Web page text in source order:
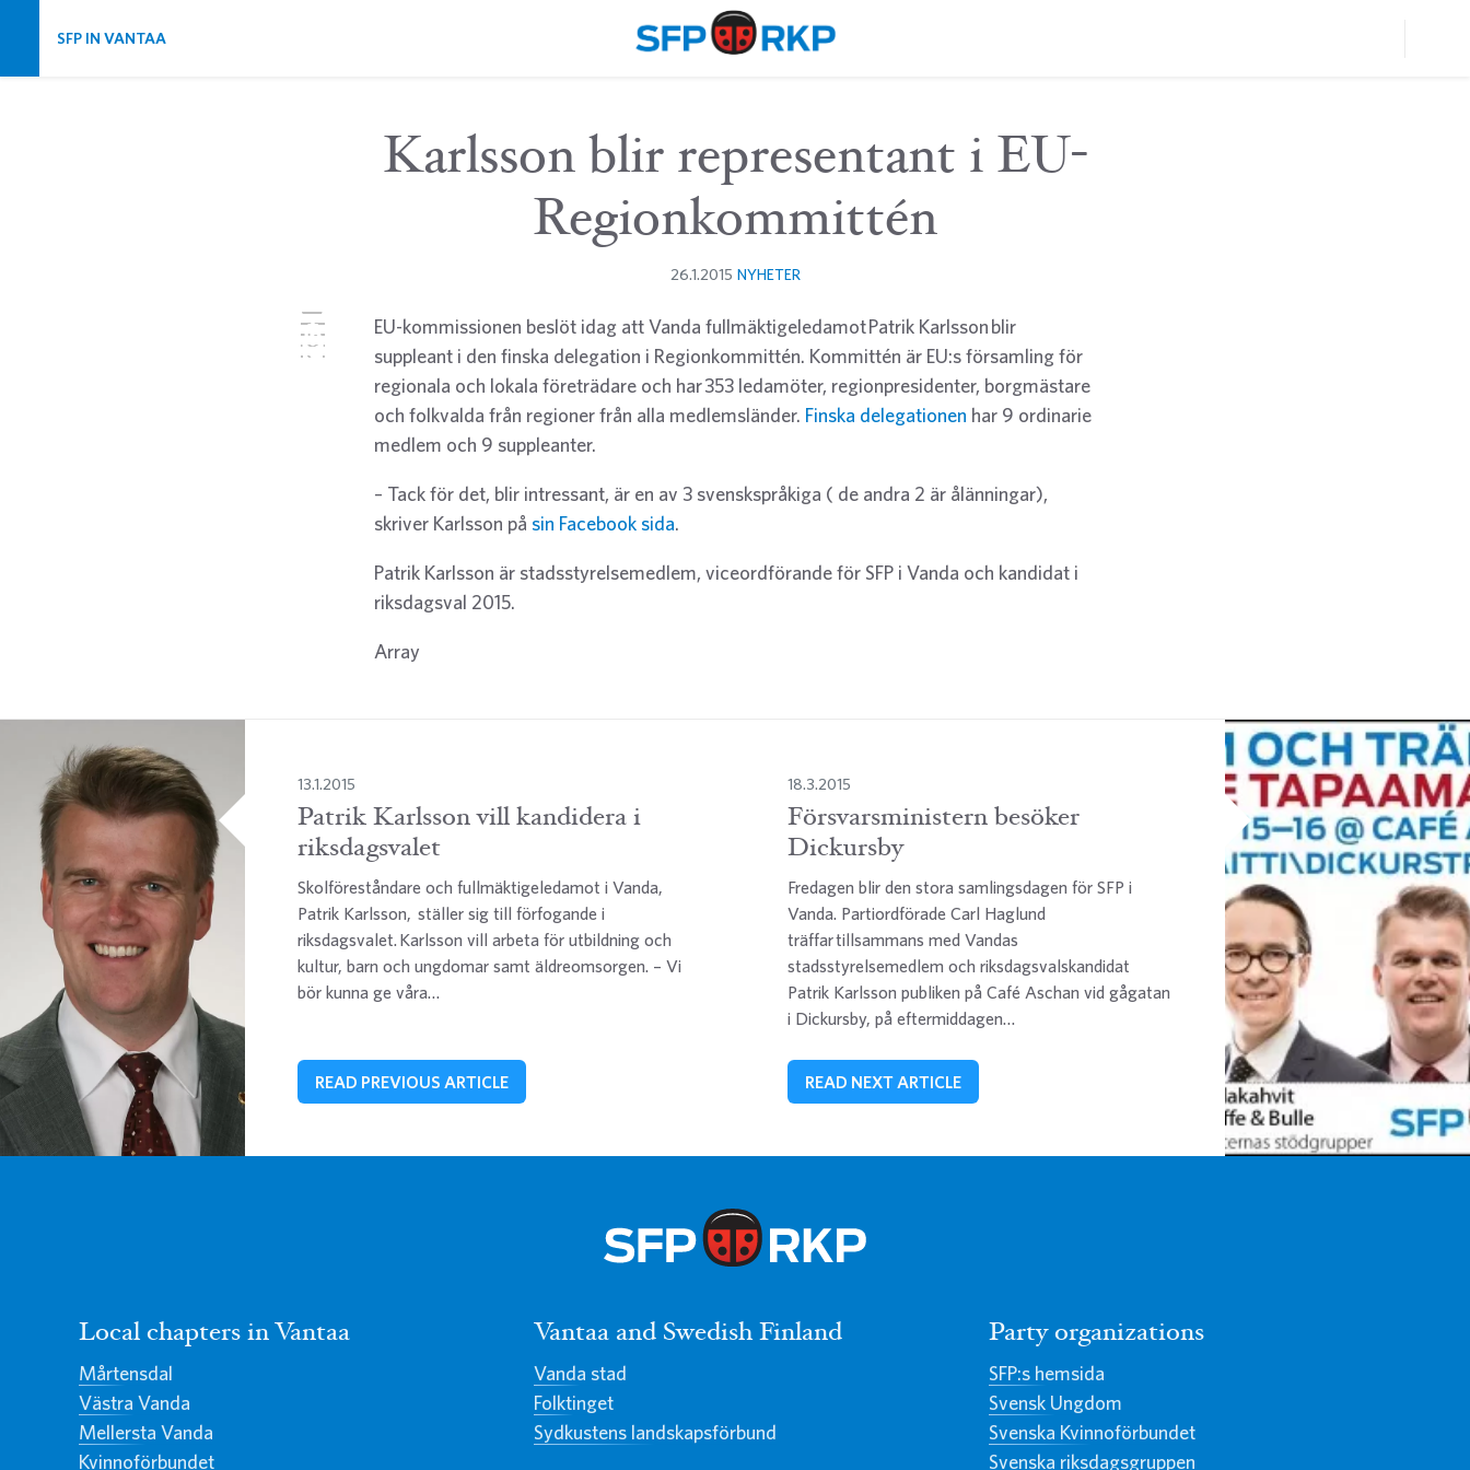
SFP IN VANTAA
Karlsson blir representant i EU-
Regionkommittén
26.1.2015 NYHETER
EU-kommissionen beslöt idag att Vanda fullmäktigeledamot Patrik Karlsson blir
suppleant i den finska delegation i Regionkommittén. Kommittén är EU:s församling för
regionala och lokala företrädare och har 353 ledamöter, regionpresidenter, borgmästare
och folkvalda från regioner från alla medlemsländer. Finska delegationen har 9 ordinarie
medlem och 9 suppleanter.
– Tack för det, blir intressant, är en av 3 svenskspråkiga ( de andra 2 är ålänningar),
skriver Karlsson på sin Facebook sida.
Patrik Karlsson är stadsstyrelsemedlem, viceordförande för SFP i Vanda och kandidat i
riksdagsval 2015.
Array
Twitter
Facebook
LinkedIn
Email
WhatsApp
13.1.2015
Patrik Karlsson vill kandidera i
riksdagsvalet
Skolföreståndare och fullmäktigeledamot i Vanda,
Patrik Karlsson, ställer sig till förfogande i
riksdagsvalet. Karlsson vill arbeta för utbildning och
kultur, barn och ungdomar samt äldreomsorgen. – Vi
bör kunna ge våra…
READ PREVIOUS ARTICLE
18.3.2015
Försvarsministern besöker
Dickursby
Fredagen blir den stora samlingsdagen för SFP i
Vanda. Partiordförade Carl Haglund
träffar tillsammans med Vandas
stadsstyrelsemedlem och riksdagsvalskandidat
Patrik Karlsson publiken på Café Aschan vid gågatan
i Dickursby, på eftermiddagen…
READ NEXT ARTICLE
Local chapters in Vantaa
Mårtensdal
Västra Vanda
Mellersta Vanda
Kvinnoförbundet
Vantaa and Swedish Finland
Vanda stad
Folktinget
Sydkustens landskapsförbund
Party organizations
SFP:s hemsida
Svensk Ungdom
Svenska Kvinnoförbundet
Svenska riksdagsgruppen